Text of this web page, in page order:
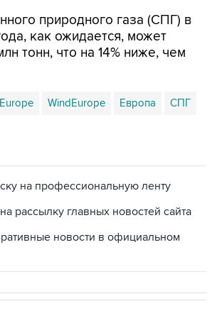
природного газа (СПГ) в
как ожидается, может
тонн, что на 14% ниже, чем
WindEurope Европа СПГ
на профессиональную ленту
рассылку главных новостей сайта
новости в официальном